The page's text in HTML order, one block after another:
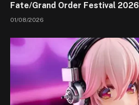
Fate/Grand Order Festival 2026
01/08/2026